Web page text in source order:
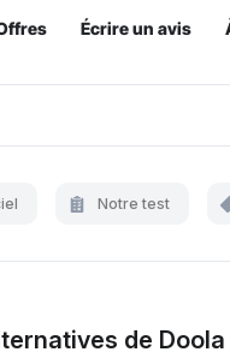
Écrire un avis
Notre test
de